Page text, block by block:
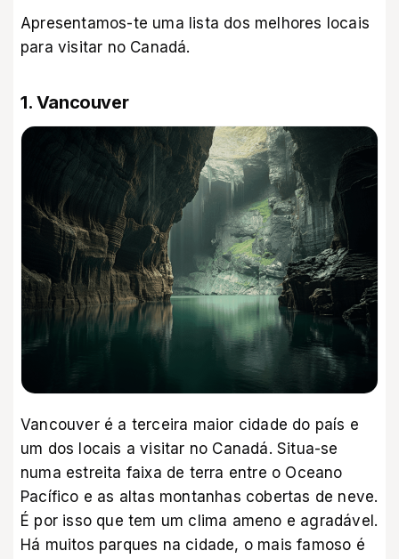
Apresentamos-te uma lista dos melhores locais
para visitar no Canadá.
1. Vancouver
Vancouver é a terceira maior cidade do país e
um dos locais a visitar no Canadá. Situa-se
numa estreita faixa de terra entre o Oceano
Pacífico e as altas montanhas cobertas de neve.
É por isso que tem um clima ameno e agradável.
Há muitos parques na cidade, o mais famoso é